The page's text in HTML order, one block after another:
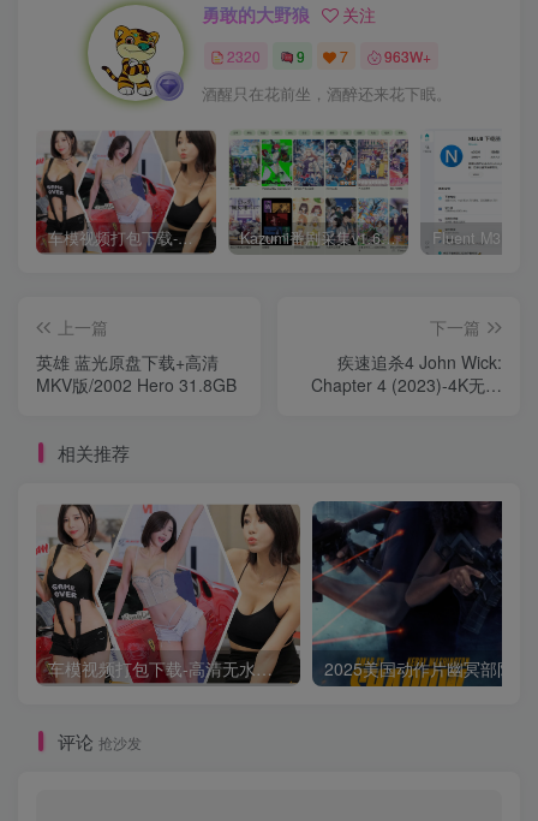
勇敢的大野狼 关注
2320 9 7 963W+
酒醒只在花前坐，酒醉还来花下眠。
车模视频打包下载-高清无水印版 Kazumi番剧采集v1.6.9：支持自定义规则+在线观看+弹幕，跨平台下载
上一篇
英雄 蓝光原盘下载+高清
MKV版/2002 Hero 31.8GB
下一篇
疾速追杀4 John Wick:
Chapter 4 (2023)-4K无水
相关推荐
车模视频打包下载-高清无水印版
评论 抢沙发